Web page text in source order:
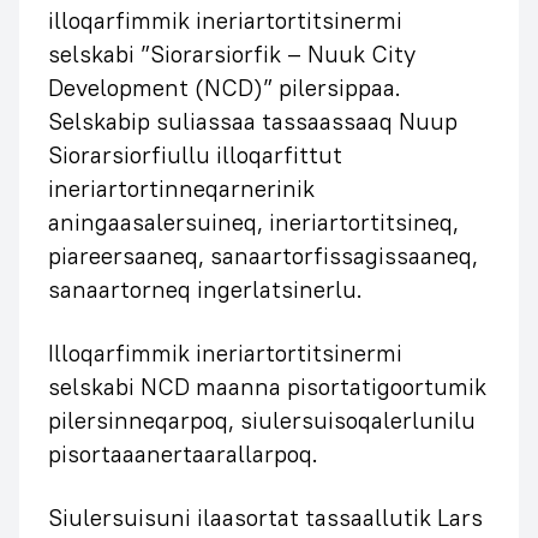
illoqarfimmik ineriartortitsinermi
selskabi ”Siorarsiorfik – Nuuk City
Development (NCD)” pilersippaa.
Selskabip suliassaa tassaassaaq Nuup
Siorarsiorfiullu illoqarfittut
ineriartortinneqarnerinik
aningaasalersuineq, ineriartortitsineq,
piareersaaneq, sanaartorfissagissaaneq,
sanaartorneq ingerlatsinerlu.
Illoqarfimmik ineriartortitsinermi
selskabi NCD maanna pisortatigoortumik
pilersinneqarpoq, siulersuisoqalerlunilu
pisortaaanertaarallarpoq.
Siulersuisuni ilaasortat tassaallutik Lars